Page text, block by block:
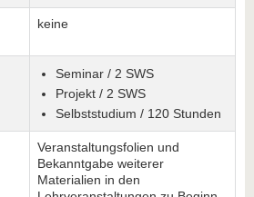
keine
Seminar / 2 SWS
Projekt / 2 SWS
Selbststudium / 120 Stunden
Veranstaltungsfolien und
Bekanntgabe weiterer
Materialien in den